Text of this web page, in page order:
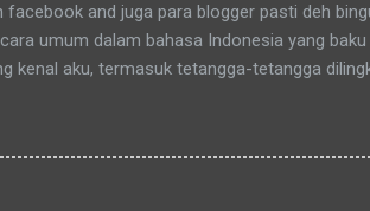
and juga para blogger pasti deh
umum dalam bahasa Indonesia yang
kenal aku, termasuk tetangga-tetangga
Green Bintaro Residence. Para ojeckers
ada cerita yang khusus kenapa
, sampai-sampai Pak RT dilingkungan